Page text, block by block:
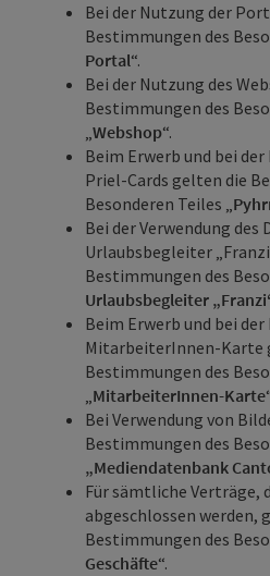
Bei der Nutzung der
Bestimmungen des
Portal“.
Bei der Nutzung des
Bestimmungen des
„Webshop“.
Beim Erwerb und bei
Priel-Cards gelten die
Besonderen Teiles „
Bei der Verwendung des
Urlaubsbegleiter
Bestimmungen des
Urlaubsbegleiter
Beim Erwerb und bei
MitarbeiterInnen-Karte
Bestimmungen des
„MitarbeiterInnen-Karte
Bei Verwendung von
Bestimmungen des
„Mediendatenbank
Für sämtliche Verträge,
abgeschlossen werden,
Bestimmungen des
Geschäfte“.